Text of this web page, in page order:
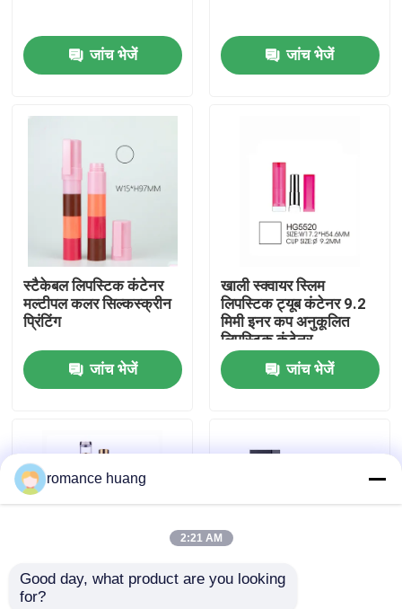
उत्पाद
फैक्टरी यात्रा
गुणवत्ता नियंत्रण
हमसे संपर्क करें
कॉस्मेटिक वायुहीन बोतल
कॉस्मेटिक लोशन की बोतल
कॉस्मेटिक क्रीम जार
जांच भेजें जांच भेजें
स्टैकेबल लिपस्टिक कंटेनर
मल्टीपल कलर सिल्कस्क्रीन
प्रिंटिंग
जांच भेजें
खाली स्क्वायर स्लिम
लिपस्टिक ट्यूब कंटेनर 9.2
मिमी इनर कप अनुकूलित
लिपस्टिक कंटेनर
जांच भेजें
2 इन 1 लिपस्टिक ट्यूब केस
romance huang
2:21 AM
Good day, what product are you looking
for?